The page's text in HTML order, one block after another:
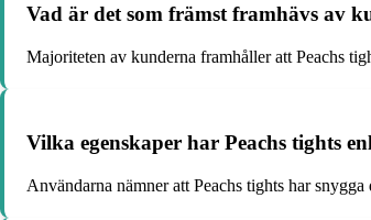
Vad är det som främst framhävs av
Majoriteten av kunderna framhåller att Peachs
Vilka egenskaper har Peachs tights
Användarna nämner att Peachs tights har